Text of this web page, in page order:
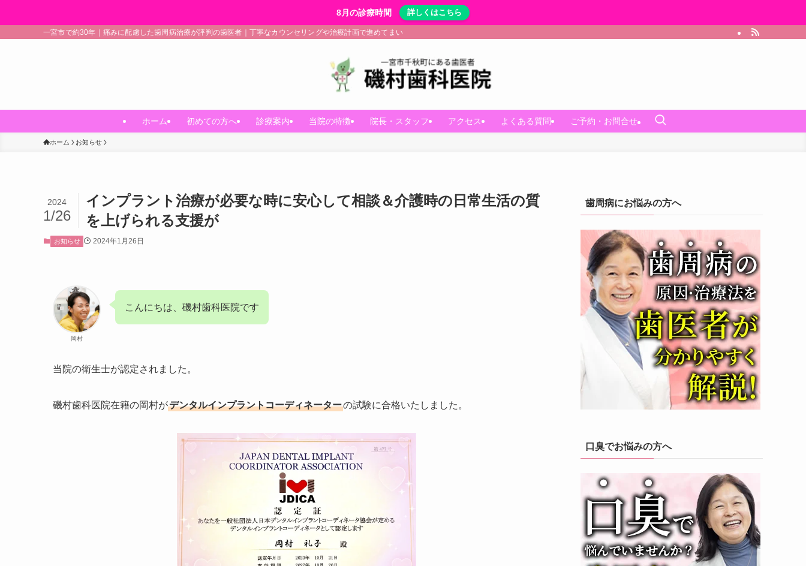
8月の診療時間 詳しくはこちら
一宮市で約30年｜痛みに配慮した歯周病治療が評判の歯医者｜丁寧なカウンセリングや治療計画で進めてまいります。
ホーム 初めての方へ 診療案内 当院の特徴 院長・スタッフ アクセス よくある質問 ご予約・お問合せ
ホーム お知らせ
インプラント治療が必要な時に安心して相談＆介護時の日常生活の質
を上げられる支援が
2024
1/26
お知らせ 2024年1月26日
岡村
こんにちは、磯村歯科医院です
当院の衛生士が認定されました。
磯村歯科医院在籍の岡村がデンタルインプラントコーディネーターの試験に合格いたしました。
歯周病にお悩みの方へ
口臭でお悩みの方へ